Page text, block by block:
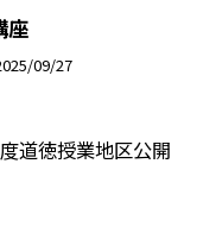
座
09/27
度道徳授業地区公開